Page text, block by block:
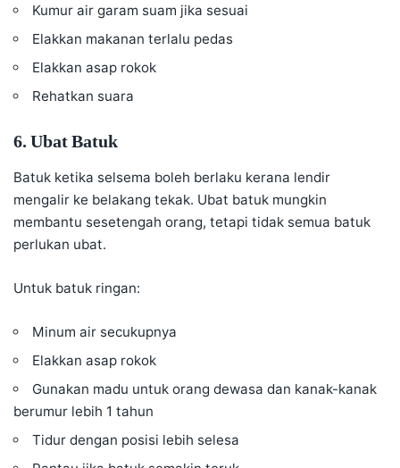
Kumur air garam suam jika sesuai
Elakkan makanan terlalu pedas
Elakkan asap rokok
Rehatkan suara
6. Ubat Batuk
Batuk ketika selsema boleh berlaku kerana lendir
mengalir ke belakang tekak. Ubat batuk mungkin
membantu sesetengah orang, tetapi tidak semua batuk
perlukan ubat.
Untuk batuk ringan:
Minum air secukupnya
Elakkan asap rokok
Gunakan madu untuk orang dewasa dan kanak-kanak
berumur lebih 1 tahun
Tidur dengan posisi lebih selesa